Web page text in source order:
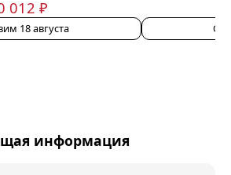
012 ₽
18 августа
информация